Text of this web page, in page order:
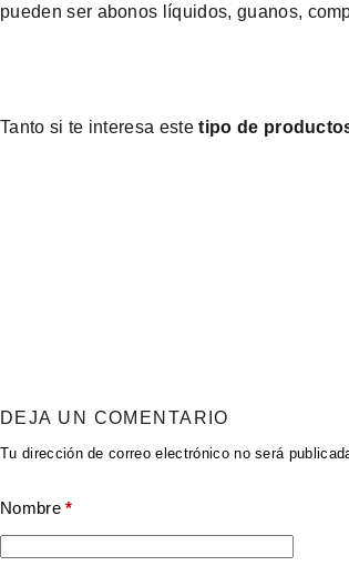
pueden ser abonos líquidos, guanos,
Tanto si te interesa estetipo de
DEJA UN COMENTARIO
Tu dirección de correo electrónico no será
Nombre*